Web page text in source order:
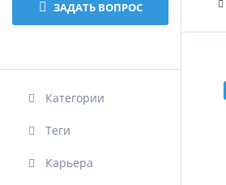
ЗАДАТЬ ВОПРОС
Категории
Теги
Карьера